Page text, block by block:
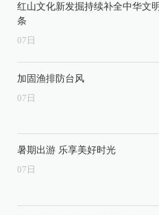
红山文化新发掘持续补全中华文
条
07 日
加固渔排防台风
07 日
暑期出游 乐享美好时光
07 日